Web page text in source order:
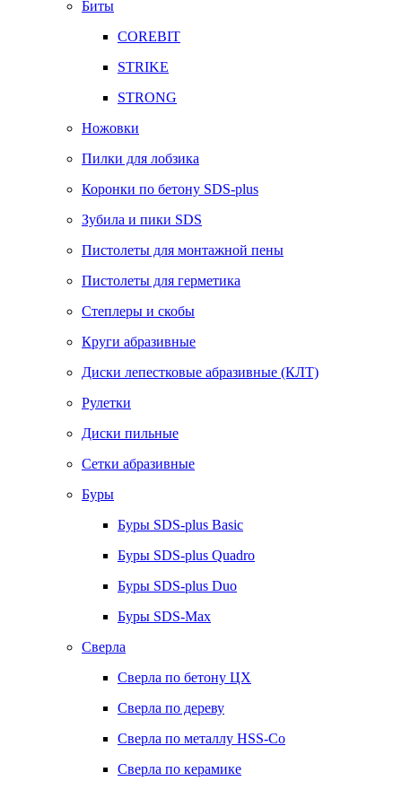
Биты
COREBIT
STRIKE
STRONG
Ножовки
Пилки для лобзика
Коронки по бетону SDS-plus
Зубила и пики SDS
Пистолеты для монтажной пены
Пистолеты для герметика
Степлеры и скобы
Круги абразивные
Диски лепестковые абразивные (КЛТ)
Рулетки
Диски пильные
Сетки абразивные
Буры
Буры SDS-plus Basic
Буры SDS-plus Quadro
Буры SDS-plus Duo
Буры SDS-Max
Сверла
Сверла по бетону ЦХ
Сверла по дереву
Сверла по металлу HSS-Co
Сверла по керамике